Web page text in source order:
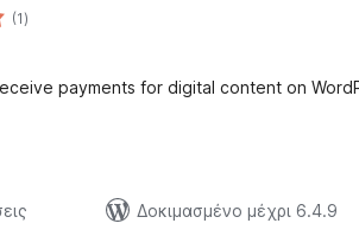
(1αξιολογήσεις
σύνολο
)
payments for digital content on
Δοκιμασμένο μέχρι 6.4.9